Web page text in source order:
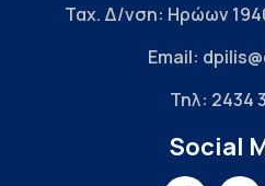
Ταχ. Δ/νση: Ηρώων
Email:
Τηλ: 2434
Social